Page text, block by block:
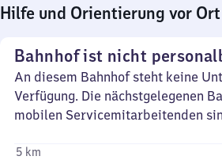
Hilfe und Orientierung vor Ort
Bahnhof ist nicht
An diesem Bahnhof steht keine
Verfügung. Die nächstgelegenen
mobilen Servicemitarbeitenden
5 km